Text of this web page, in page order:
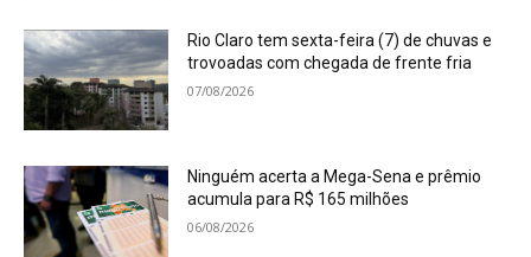
Rio Claro tem sexta-feira (7) de chuvas e
trovoadas com chegada de frente fria
07/08/2026
Ninguém acerta a Mega-Sena e prêmio
acumula para R$ 165 milhões
06/08/2026